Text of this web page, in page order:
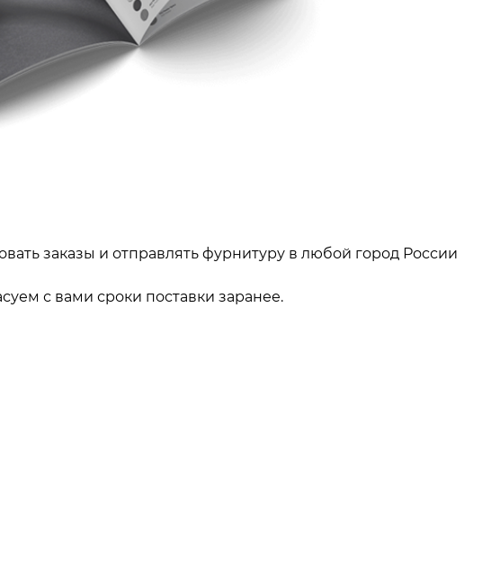
заказы и отправлять фурнитуру в любой город России
с вами сроки поставки заранее.